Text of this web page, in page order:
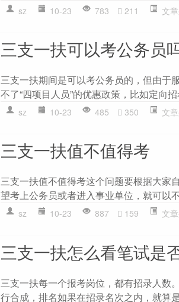
sz 10-23 783 211 文
三支一扶可以考公务员
三支一扶期间是可以考公务员的，但由于
不了“四项目人员”的优惠政策，比如定向
sz 10-23 485 350 文
三支一扶值不值得考
三支一扶值不值得考这个问题要根据大家
望考上公务员或者进入事业单位，就可以
sz 10-23 887 159 文
三支一扶怎么看笔试是
三支一扶每一个报考岗位，都有招录人数
行合成，排名如果在招录名次之内，就算